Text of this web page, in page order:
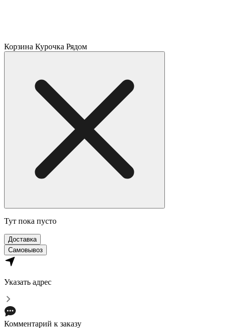
Корзина Курочка Рядом
Тут пока пусто
Доставка
Самовывоз
Указать адрес
Комментарий к заказу